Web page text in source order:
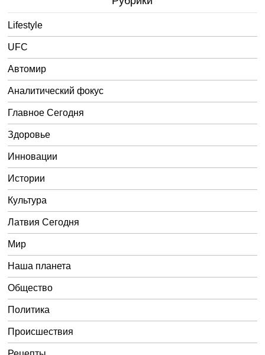
Lifestyle
UFC
Автомир
Аналитический фокус
Главное Сегодня
Здоровье
Инновации
Истории
Культура
Латвия Сегодня
Мир
Наша планета
Общество
Политика
Происшествия